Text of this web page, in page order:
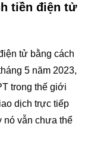
tiền điện tử
tử bằng cách
5 năm 2023,
trong thế giới
dịch trực tiếp
nó vẫn chưa thể